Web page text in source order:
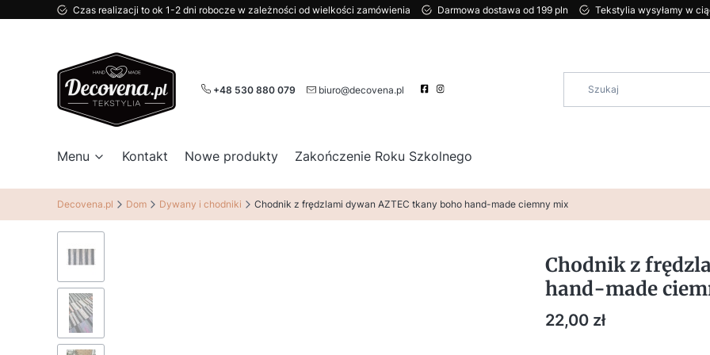
Czas realizacji to ok 1-2 dni robocze w zależności od wielkości zamówienia Darmowa dostawa od 199 pln Tekstylia wysyłamy w
+48 530 880 079 biuro@decovena.pl
Menu Kontakt Nowe produkty Zakończenie Roku Szkolnego
Decovena.pl Dom Dywany i chodniki Chodnik z frędzlami dywan AZTEC tkany boho hand-made ciemny mix
Chodnik z
hand-made
Cena
22,00 zł